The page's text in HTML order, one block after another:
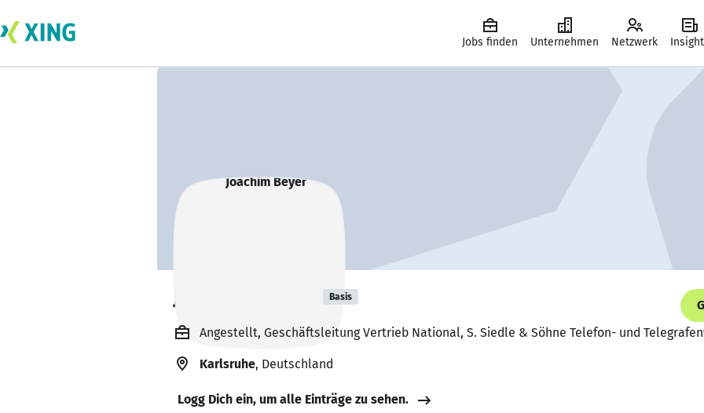
Jobs finden Unternehmen Netzwerk
Joachim Beyer Basis
Angestellt, Geschäftsleitung Vertrieb National, S. Siedle & Söhne Telefon- und
Karlsruhe, Deutschland
Logg Dich ein, um alle Einträge zu sehen.